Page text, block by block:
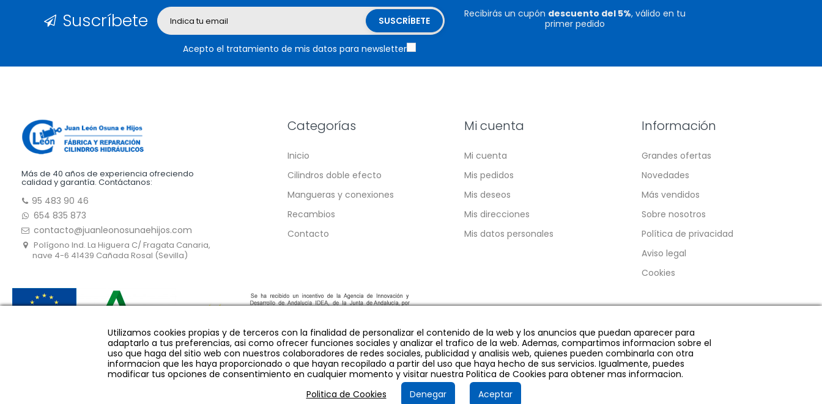
Suscríbete
Acepto el tratamiento de mis datos para newsletter
Recibirás un cupón descuento del 5%, válido en tu
primer pedido
Más de 40 años de experiencia ofreciendo
calidad y garantía. Contáctanos:
95 483 90 46
654 835 873
contacto@juanleonosunaehijos.com
Polígono Ind. La Higuera C/ Fragata Canaria,
nave 4-6 41439 Cañada Rosal (Sevilla)
Categorías
Inicio
Cilindros doble efecto
Mangueras y conexiones
Recambios
Contacto
Mi cuenta
Mi cuenta
Mis pedidos
Mis deseos
Mis direcciones
Mis datos personales
Información
Grandes ofertas
Novedades
Más vendidos
Sobre nosotros
Política de privacidad
Aviso legal
Cookies
Utilizamos cookies propias y de terceros con la finalidad de personalizar el contenido de la web y los anuncios que puedan aparecer para
adaptarlo a tus preferencias, asi como ofrecer funciones sociales y analizar el trafico de la web. Ademas, compartimos informacion sobre el
uso que haga del sitio web con nuestros colaboradores de redes sociales, publicidad y analisis web, quienes pueden combinarla con otra
informacion que les haya proporcionado o que hayan recopilado a partir del uso que haya hecho de sus servicios. Igualmente, puedes
modificar tus opciones de consentimiento en cualquier momento y visitar nuestra Politica de Cookies para obtener mas informacion.
Politica de Cookies
Denegar Aceptar